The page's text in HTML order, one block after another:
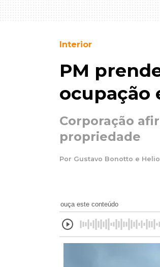
Interior
PM
ocupação
Corporação
propriedade
Por Gustavo Bonotto e
ouça este conteúdo